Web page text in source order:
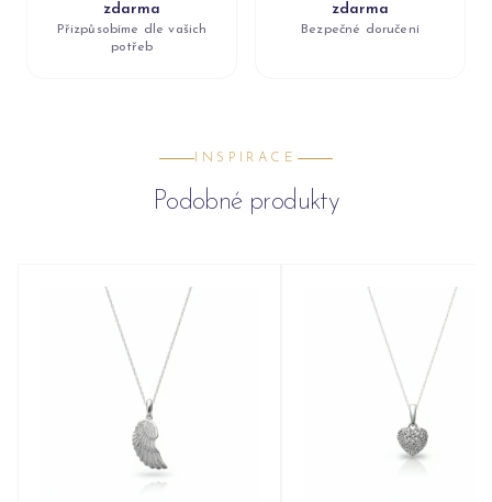
zdarma
Přizpůsobíme dle vašich
potřeb
zdarma
Bezpečné doručení
INSPIRACE
Podobné produkty